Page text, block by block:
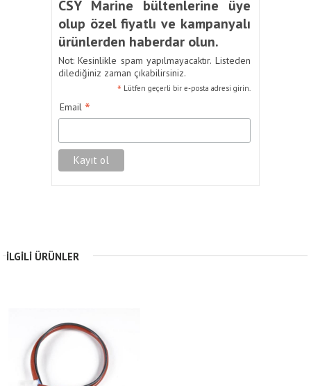
CSY Marine bültenlerine üye
olup özel fiyatlı ve kampanyalı
ürünlerden haberdar olun.
Not: Kesinlikle spam yapılmayacaktır. Listeden
dilediğiniz zaman çıkabilirsiniz.
* Lütfen geçerli bir e-posta adresi girin.
Email *
İLGILI ÜRÜNLER